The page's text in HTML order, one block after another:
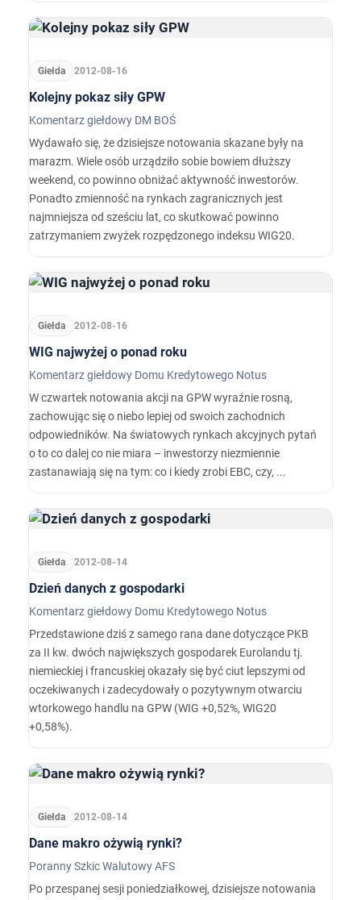
Giełda 2012-08-16
Kolejny pokaz siły GPW
Komentarz giełdowy DM BOŚ
Wydawało się, że dzisiejsze notowania skazane były na
marazm. Wiele osób urządziło sobie bowiem dłuższy
weekend, co powinno obniżać aktywność inwestorów.
Ponadto zmienność na rynkach zagranicznych jest
najmniejsza od sześciu lat, co skutkować powinno
zatrzymaniem zwyżek rozpędzonego indeksu WIG20.
Giełda 2012-08-16
WIG najwyżej o ponad roku
Komentarz giełdowy Domu Kredytowego Notus
W czwartek notowania akcji na GPW wyraźnie rosną,
zachowując się o niebo lepiej od swoich zachodnich
odpowiedników. Na światowych rynkach akcyjnych pytań
o to co dalej co nie miara – inwestorzy niezmiennie
zastanawiają się na tym: co i kiedy zrobi EBC, czy, ...
Giełda 2012-08-14
Dzień danych z gospodarki
Komentarz giełdowy Domu Kredytowego Notus
Przedstawione dziś z samego rana dane dotyczące PKB
za II kw. dwóch największych gospodarek Eurolandu tj.
niemieckiej i francuskiej okazały się być ciut lepszymi od
oczekiwanych i zadecydowały o pozytywnym otwarciu
wtorkowego handlu na GPW (WIG +0,52%, WIG20
+0,58%).
Giełda 2012-08-14
Dane makro ożywią rynki?
Poranny Szkic Walutowy AFS
Po przespanej sesji poniedziałkowej, dzisiejsze notowania